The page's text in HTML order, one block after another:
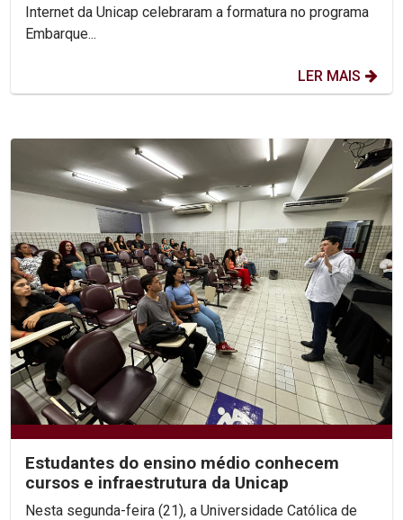
Internet da Unicap celebraram a formatura no programa
Embarque...
LER MAIS
Estudantes do ensino médio conhecem
cursos e infraestrutura da Unicap
Nesta segunda-feira (21), a Universidade Católica de